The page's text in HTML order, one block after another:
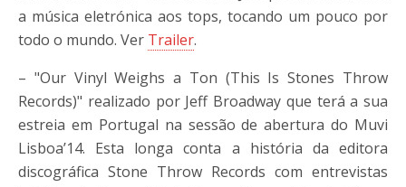
a música eletrónica aos tops, tocando um pouco por
todo o mundo. Ver Trailer.
– "Our Vinyl Weighs a Ton (This Is Stones Throw
Records)" realizado por Jeff Broadway que terá a sua
estreia em Portugal na sessão de abertura do Muvi
Lisboa’14. Esta longa conta a história da editora
discográfica Stone Throw Records com entrevistas